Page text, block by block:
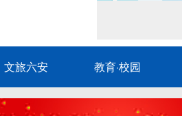
文旅六安 教育·校园